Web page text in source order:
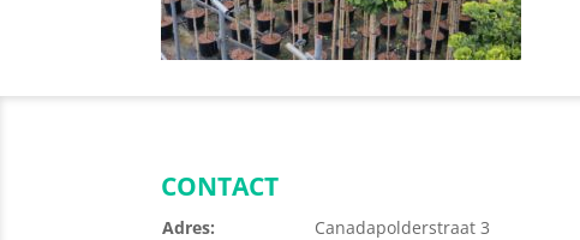
CONTACT
Adres:
Canadapolderstraat 3